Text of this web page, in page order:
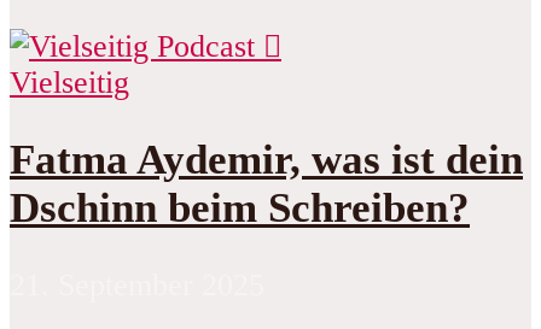
Vielseitig
Fatma Aydemir, was ist dein
Dschinn beim Schreiben?